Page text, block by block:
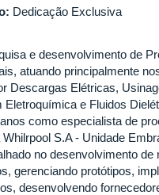
Dedicação Exclusiva
e desenvolvimento de
atuando principalmente
Descargas Elétricas,
Eletroquímica e Fluidos
como especialista de
S.A - Unidade
no desenvolvimento de
gerenciando protótipos,
desenvolvendo